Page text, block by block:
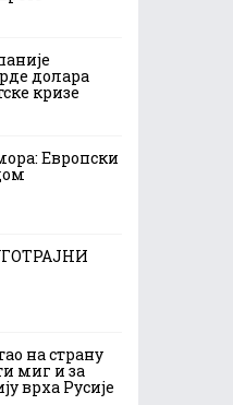
долара
кризе
Европски
на страну
миг и за
врха Русије